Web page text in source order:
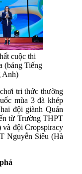
cuộc thi
(bảng Tiếng
Anh)
tri thức thường
mùa 3 đã khép
đội giành Quán
từ Trường THPT
đội Cropspiracy
Nguyễn Siêu (Hà